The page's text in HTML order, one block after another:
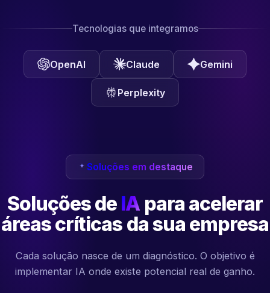
Tecnologias que integramos
OpenAI Claude Gemini
Perplexity
Soluções em destaque
Soluções de IA para acelerar
áreas críticas da sua empresa
Cada solução nasce de um diagnóstico. O objetivo é
implementar IA onde existe potencial real de ganho.